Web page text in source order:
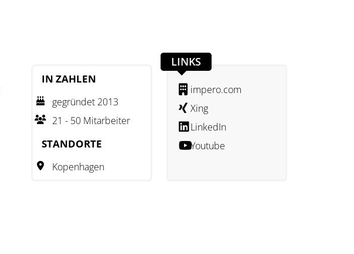
IN ZAHLEN
gegründet 2013
21 - 50 Mitarbeiter
STANDORTE
Kopenhagen
LINKS
impero.com
Xing
LinkedIn
Youtube